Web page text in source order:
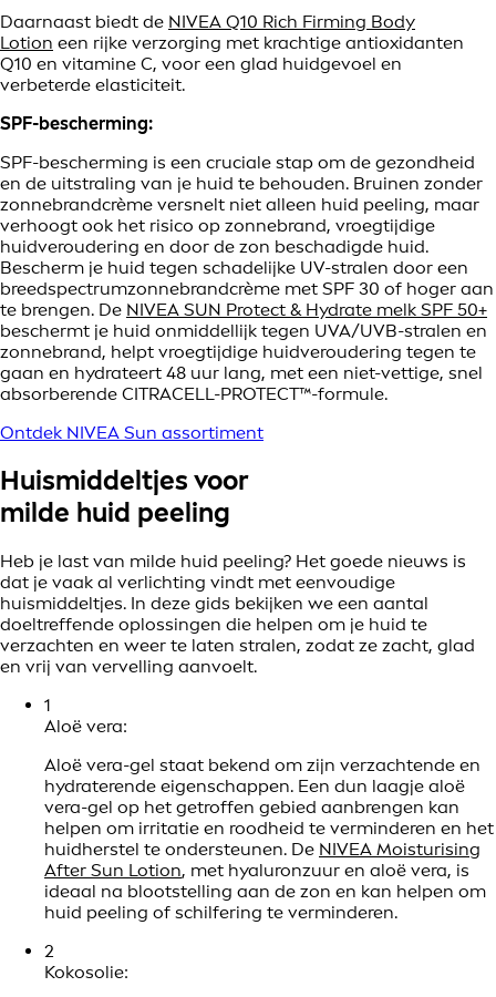
Daarnaast biedt de NIVEA Q10 Rich Firming Body
Lotion een rijke verzorging met krachtige antioxidanten
Q10 en vitamine C, voor een glad huidgevoel en
verbeterde elasticiteit.
SPF-bescherming:
SPF-bescherming is een cruciale stap om de gezondheid
en de uitstraling van je huid te behouden. Bruinen zonder
zonnebrandcrème versnelt niet alleen huid peeling, maar
verhoogt ook het risico op zonnebrand, vroegtijdige
huidveroudering en door de zon beschadigde huid.
Bescherm je huid tegen schadelijke UV-stralen door een
breedspectrumzonnebrandcrème met SPF 30 of hoger aan
te brengen. De NIVEA SUN Protect & Hydrate melk SPF 50+
beschermt je huid onmiddellijk tegen UVA/UVB-stralen en
zonnebrand, helpt vroegtijdige huidveroudering tegen te
gaan en hydrateert 48 uur lang, met een niet-vettige, snel
absorberende CITRACELL-PROTECT™-formule.
Ontdek NIVEA Sun assortiment
Huismiddeltjes voor
milde huid peeling
Heb je last van milde huid peeling? Het goede nieuws is
dat je vaak al verlichting vindt met eenvoudige
huismiddeltjes. In deze gids bekijken we een aantal
doeltreffende oplossingen die helpen om je huid te
verzachten en weer te laten stralen, zodat ze zacht, glad
en vrij van vervelling aanvoelt.
1
Aloë vera:
Aloë vera-gel staat bekend om zijn verzachtende en
hydraterende eigenschappen. Een dun laagje aloë
vera-gel op het getroffen gebied aanbrengen kan
helpen om irritatie en roodheid te verminderen en het
huidherstel te ondersteunen. De NIVEA Moisturising
After Sun Lotion, met hyaluronzuur en aloë vera, is
ideaal na blootstelling aan de zon en kan helpen om
huid peeling of schilfering te verminderen.
2
Kokosolie: